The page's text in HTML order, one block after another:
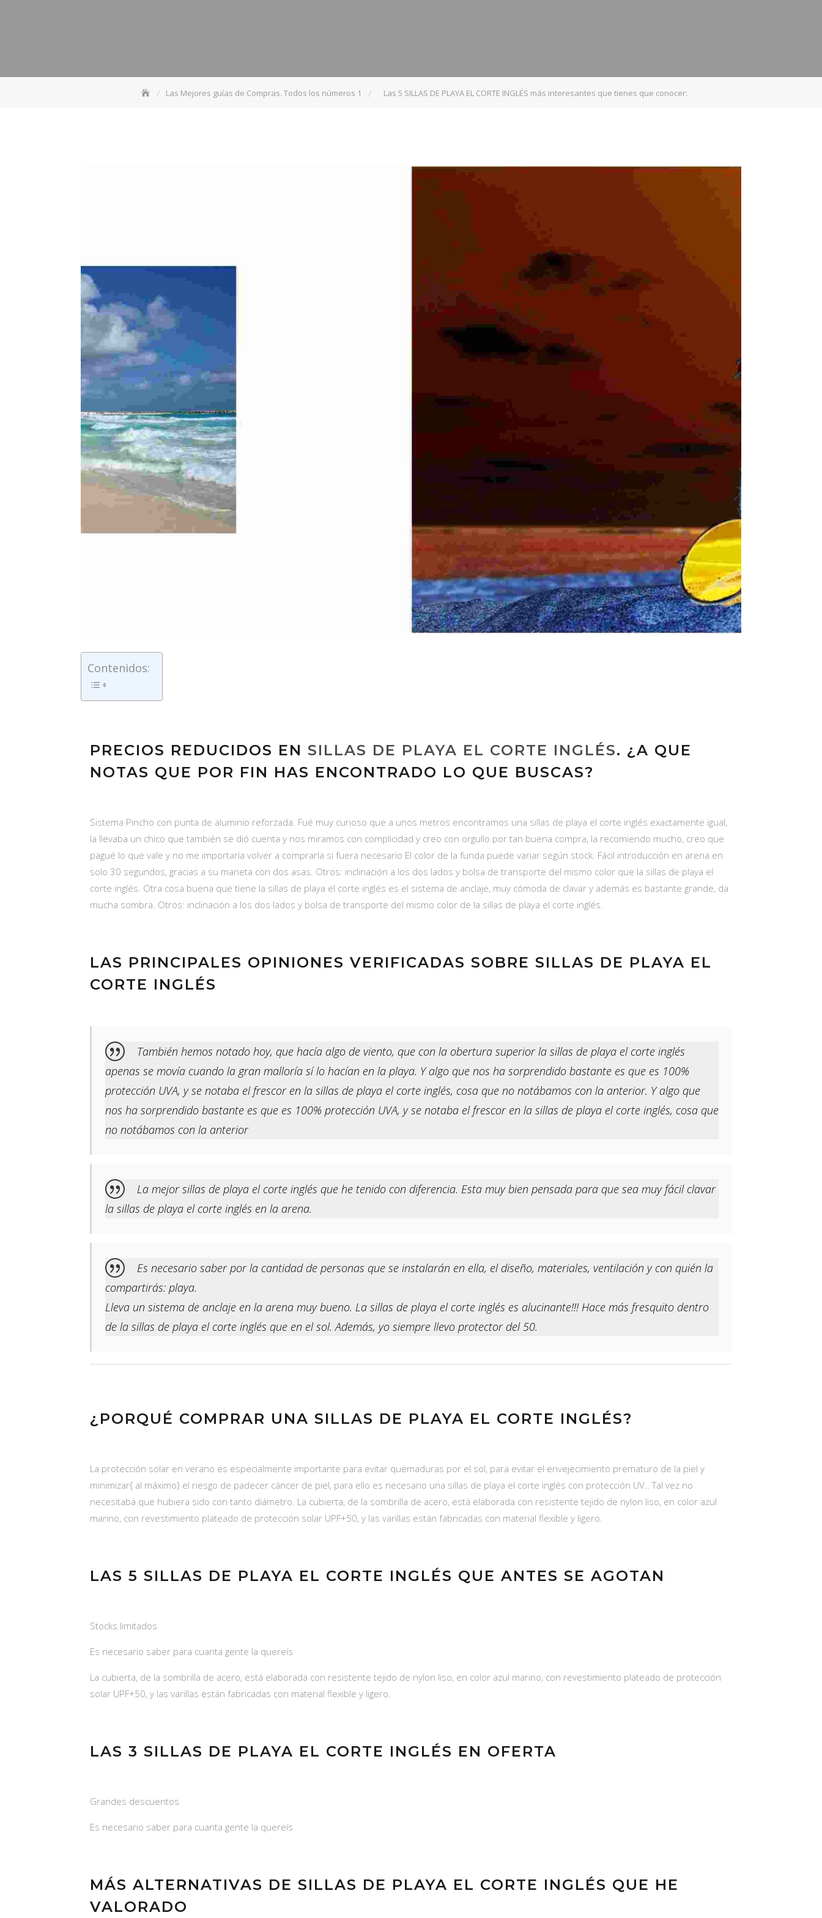
Las Mejores guías de Compras. Todos los números 1 Las 5 SILLAS DE PLAYA EL CORTE INGLÉS más interesantes que tienes que conocer:
Contenidos:
PRECIOS REDUCIDOS EN SILLAS DE PLAYA EL CORTE INGLÉS. ¿A QUE
NOTAS QUE POR FIN HAS ENCONTRADO LO QUE BUSCAS?
Sistema Pincho con punta de aluminio reforzada. Fué muy curioso que a unos metros encontramos una sillas de playa el corte inglés exactamente igual,
la llevaba un chico que también se dió cuenta y nos miramos con complicidad y creo con orgullo por tan buena compra, la recomiendo mucho, creo que
pagué lo que vale y no me importaría volver a comprarla si fuera necesario El color de la funda puede variar según stock. Fácil introducción en arena en
solo 30 segundos, gracias a su maneta con dos asas. Otros: inclinación a los dos lados y bolsa de transporte del mismo color que la sillas de playa el
corte inglés. Otra cosa buena que tiene la sillas de playa el corte inglés es el sistema de anclaje, muy cómoda de clavar y además es bastante grande, da
mucha sombra. Otros: inclinación a los dos lados y bolsa de transporte del mismo color de la sillas de playa el corte inglés.
LAS PRINCIPALES OPINIONES VERIFICADAS SOBRE SILLAS DE PLAYA EL
CORTE INGLÉS
También hemos notado hoy, que hacía algo de viento, que con la obertura superior la sillas de playa el corte inglés
apenas se movía cuando la gran malloría sí lo hacían en la playa. Y algo que nos ha sorprendido bastante es que es 100%
protección UVA, y se notaba el frescor en la sillas de playa el corte inglés, cosa que no notábamos con la anterior. Y algo que
nos ha sorprendido bastante es que es 100% protección UVA, y se notaba el frescor en la sillas de playa el corte inglés, cosa que
no notábamos con la anterior
La mejor sillas de playa el corte inglés que he tenido con diferencia. Esta muy bien pensada para que sea muy fácil clavar
la sillas de playa el corte inglés en la arena.
Es necesario saber por la cantidad de personas que se instalarán en ella, el diseño, materiales, ventilación y con quién la
compartirás: playa.
Lleva un sistema de anclaje en la arena muy bueno. La sillas de playa el corte inglés es alucinante!!! Hace más fresquito dentro
de la sillas de playa el corte inglés que en el sol. Además, yo siempre llevo protector del 50.
¿PORQUÉ COMPRAR UNA SILLAS DE PLAYA EL CORTE INGLÉS?
La protección solar en verano es especialmente importante para evitar quemaduras por el sol, para evitar el envejecimiento prematuro de la piel y
minimizar{ al máximo} el riesgo de padecer cáncer de piel, para ello es necesario una sillas de playa el corte inglés con protección UV.. Tal vez no
necesitaba que hubiera sido con tanto diámetro. La cubierta, de la sombrilla de acero, está elaborada con resistente tejido de nylon liso, en color azul
marino, con revestimiento plateado de protección solar UPF+50, y las varillas están fabricadas con material flexible y ligero.
LAS 5 SILLAS DE PLAYA EL CORTE INGLÉS QUE ANTES SE AGOTAN
Stocks limitados
Es necesario saber para cuanta gente la quereís
La cubierta, de la sombrilla de acero, está elaborada con resistente tejido de nylon liso, en color azul marino, con revestimiento plateado de protección
solar UPF+50, y las varillas están fabricadas con material flexible y ligero.
LAS 3 SILLAS DE PLAYA EL CORTE INGLÉS EN OFERTA
Grandes descuentos
Es necesario saber para cuanta gente la quereís
MÁS ALTERNATIVAS DE SILLAS DE PLAYA EL CORTE INGLÉS QUE HE
VALORADO